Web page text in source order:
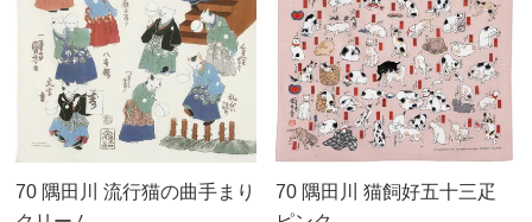
70 隅田川 流行猫の曲手まり
70 隅田川 猫飼好五十三疋